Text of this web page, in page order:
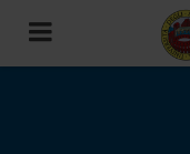
Toggle
navigation